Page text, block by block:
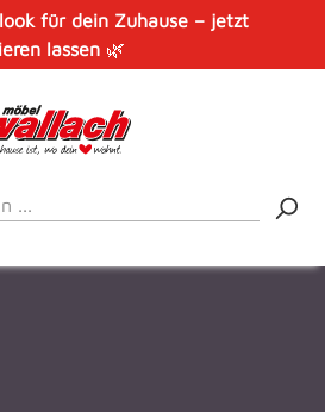
für dein Zuhause – jetzt
lassen🌿